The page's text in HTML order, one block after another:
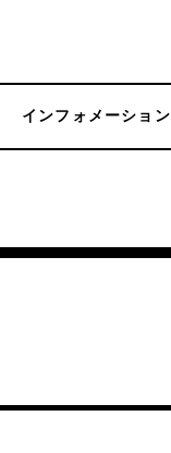
インフォメーション